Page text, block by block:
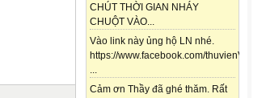
CHÚT THỜI GIAN NHÁY
CHUỘT VÀO...
Vào link này ủng hộ LN nhé.
https://www.facebook.com/
...
Cảm ơn Thầy đã ghé thăm. Rất